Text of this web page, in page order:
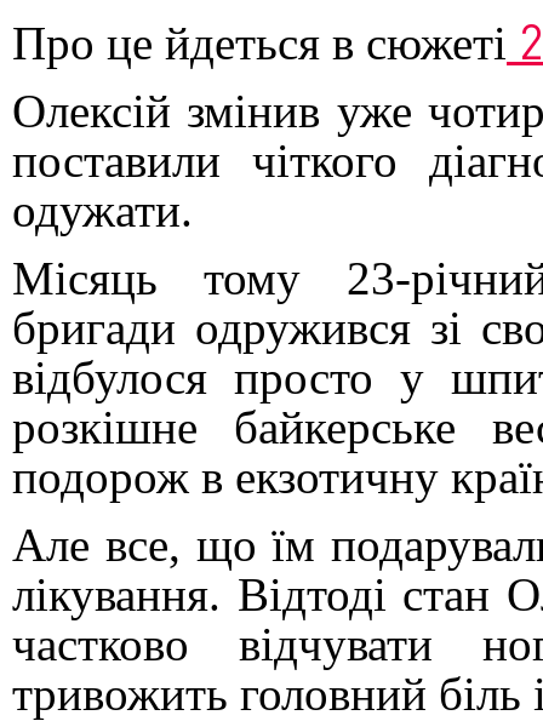
Про це йдеться в сюжеті
Олексій змінив уже
поставили чіткого
одужати.
Місяць тому 23-
бригади одружився зі
відбулося просто у
розкішне байкерське
подорож в екзотичну
Але все, що їм
лікування. Відтоді стан
частково відчувати
тривожить головний біль